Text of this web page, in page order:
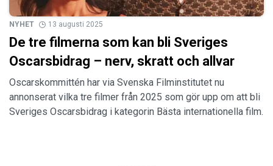
NYHET 13 augusti 2025
De tre filmerna som kan bli Sveriges
Oscarsbidrag – nerv, skratt och allvar
Oscarskommittén har via Svenska Filminstitutet nu
annonserat vilka tre filmer från 2025 som gör upp om att bli
Sveriges Oscarsbidrag i kategorin Bästa internationella film.